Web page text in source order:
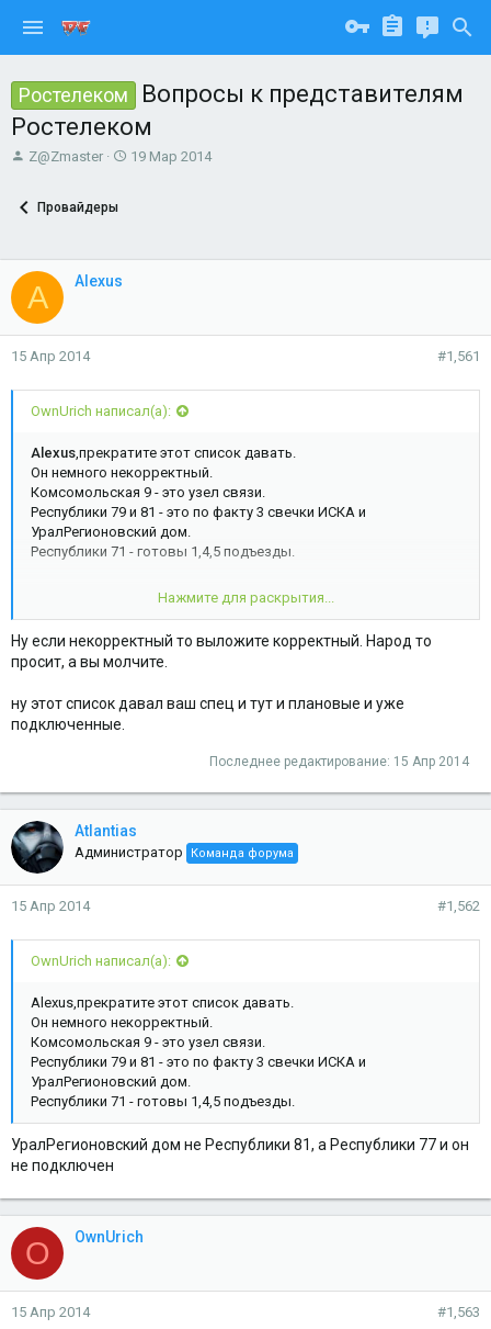
Ростелеком
Вопросы к представителям
Ростелеком
А
о
е
м
ы
Z@Zmaster
Д
а
19 Мар 2014
Провайдеры
A Alexus
15 Апр 2014 #1,561
OwnUrich написал(а):
Alexus ,прекратите этот список давать.
Он немного некорректный.
Комсомольская 9 - это узел связи.
Республики 79 и 81 - это по факту 3 свечки ИСКА и
УралРегионовский дом.
Республики 71 - готовы 1,4,5 подъезды.
Остальные уже давно подключены.
Нажмите для раскрытия...
Ну если некорректный то выложите корректный. Народ то
просит, а вы молчите.
ну этот список давал ваш спец и тут и плановые и уже
подключенные.
Последнее редактирование: 15 Апр 2014
Atlantias
Администратор Команда форума
15 Апр 2014 #1,562
OwnUrich написал(а):
Alexus,прекратите этот список давать.
Он немного некорректный.
Комсомольская 9 - это узел связи.
Республики 79 и 81 - это по факту 3 свечки ИСКА и
УралРегионовский дом.
Республики 71 - готовы 1,4,5 подъезды.
УралРегионовский дом не Республики 81, а Республики 77 и он
не подключен
O OwnUrich
15 Апр 2014 #1,563